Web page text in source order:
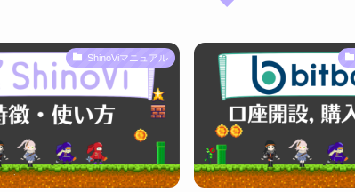
ShinoViマニュアル